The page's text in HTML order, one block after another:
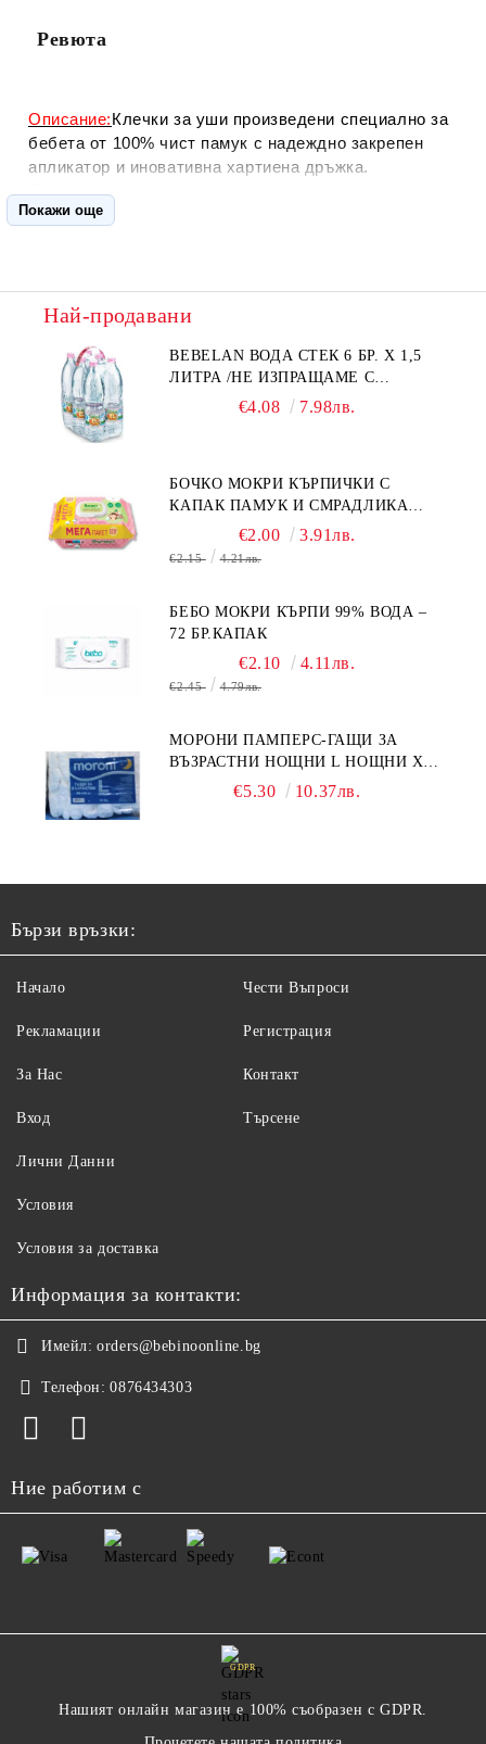
Ревюта
Описание:Клечки за уши произведени специално за
бебета от 100% чист памук с надеждно закрепен
апликатор и иновативна хартиена дръжка.
Предназначени са за личната хигиена на вашето
дете. С едно докосване на практичния бутон върху
Покажи още
Най-продавани
BEBELAN ВОДА СТЕК 6 БР. Х 1,5
ЛИТРА /НЕ ИЗПРАЩАМЕ С
€4.08 7.98лв.
БОЧКО МОКРИ КЪРПИЧКИ С
КАПАК ПАМУК И СМРАДЛИКА
€2.00 3.91лв.
€2.15 4.21лв.
БЕБО МОКРИ КЪРПИ 99% ВОДА –
72 БР.КАПАК
€2.10 4.11лв.
€2.45 4.79лв.
МОРОНИ ПАМПЕРС-ГАЩИ ЗА
ВЪЗРАСТНИ НОЩНИ L НОЩНИ X
€5.30 10.37лв.
Бързи връзки:
Начало
Рекламации
За Нас
Вход
Чести Въпроси
Регистрация
Контакт
Търсене
Лични Данни
Условия
Условия за доставка
Информация за контакти:
Имейл: orders@bebinoonline.bg
Телефон: 0876434303
Ние работим с
GDPR
Нашият онлайн магазин е 100% съобразен с GDPR.